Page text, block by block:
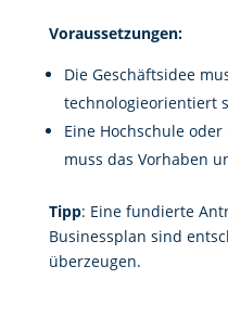
Voraussetzungen:
Die Geschäftsidee
technologieorientiert
Eine Hochschule
muss das Vorhaben
Tipp: Eine fundierte
Businessplan sind
überzeugen.